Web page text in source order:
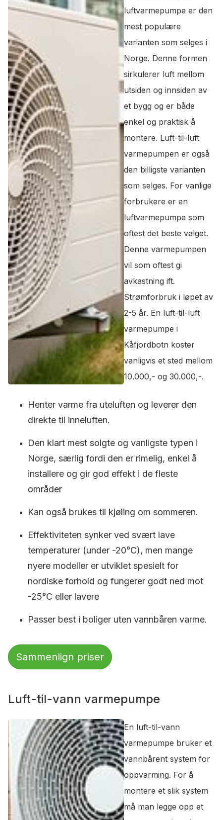
luftvarmepumpe er den
mest populære
varianten som selges i
Norge. Denne formen
sirkulerer luft mellom
utsiden og innsiden av
et bygg og er både
enkel og praktisk å
montere. Luft-til-luft
varmepumpen er også
den billigste varianten
som selges. For vanlige
forbrukere er en
luftvarmepumpe som
oftest det beste valget.
Denne varmepumpen
vil som oftest gi
avkastning ift.
Strømforbruk i løpet av
2-5 år. En luft-til-luft
varmepumpe i
Kåfjordbotn koster
vanligvis et sted mellom
10.000,- og 30.000,-.
Henter varme fra uteluften og leverer den
direkte til inneluften.
Den klart mest solgte og vanligste typen i
Norge, særlig fordi den er rimelig, enkel å
installere og gir god effekt i de fleste
områder
Kan også brukes til kjøling om sommeren.
Effektiviteten synker ved svært lave
temperaturer (under -20°C), men mange
nyere modeller er utviklet spesielt for
nordiske forhold og fungerer godt ned mot
-25°C eller lavere
Passer best i boliger uten vannbåren varme.
Sammenlign priser
Luft-til-vann varmepumpe
En luft-til-vann
varmepumpe bruker et
vannbårent system for
oppvarming. For å
montere et slik system
må man legge opp et